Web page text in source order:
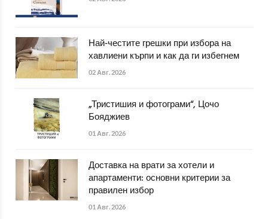
Най-честите грешки при избора на
хавлиени кърпи и как да ги избегнем
02 Авг. 2026
„Тристишия и фотограми“, Цочо
Бояджиев
01 Авг. 2026
Доставка на врати за хотели и
апартаменти: основни критерии за
правилен избор
01 Авг. 2026